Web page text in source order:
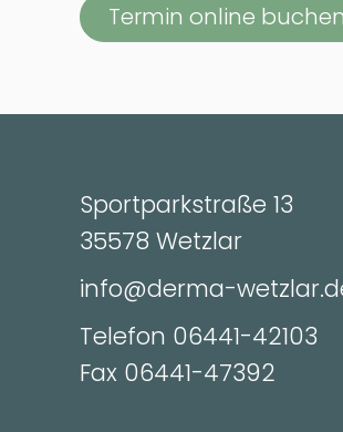
Termin online buchen
Sportparkstraße 13
35578 Wetzlar
info@derma-
Telefon 06441-42103
Fax 06441-47392